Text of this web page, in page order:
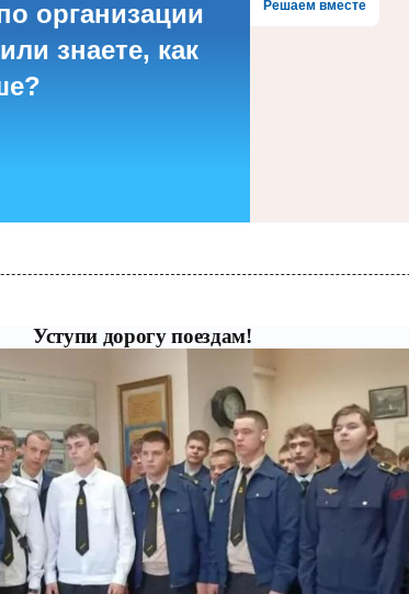
Решаем вместе
организации
знаете, как
Уступи дорогу поездам!